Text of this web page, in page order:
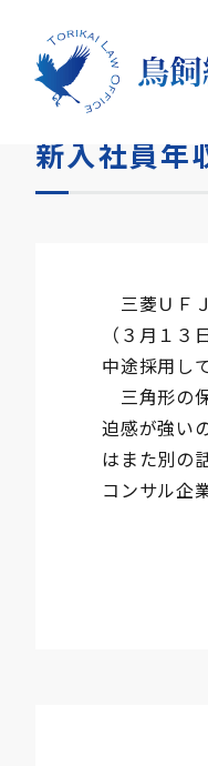
HOME
新入社員年
三菱ＵＦ
（３月１
中途採用し
三角形の
迫感が強い
はまた別の
コンサル企